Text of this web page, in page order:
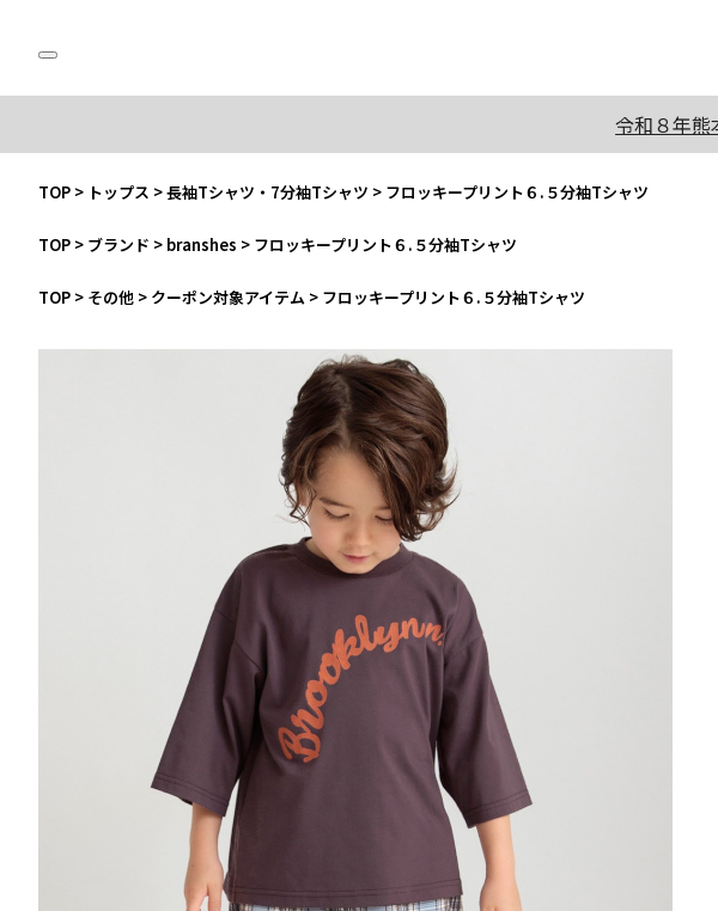
令和８年熊
TOP > トップス >長袖Tシャツ・7分袖Tシャツ > フロッキープリント６.５分袖Tシャツ
TOP > ブランド > branshes > フロッキープリント６.５分袖Tシャツ
TOP > その他 > クーポン対象アイテム > フロッキープリント６.５分袖Tシャツ